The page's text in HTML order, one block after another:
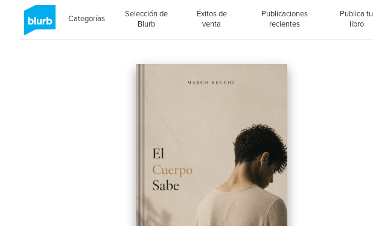
Categorías
Selección de
Blurb
Éxitos de
venta
Publicaciones
recientes
Publica tu
libro